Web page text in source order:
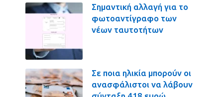
Σημαντική αλλαγή για το
φωτοαντίγραφο των
νέων ταυτοτήτων
Σε ποια ηλικία μπορούν οι
ανασφάλιστοι να λάβουν